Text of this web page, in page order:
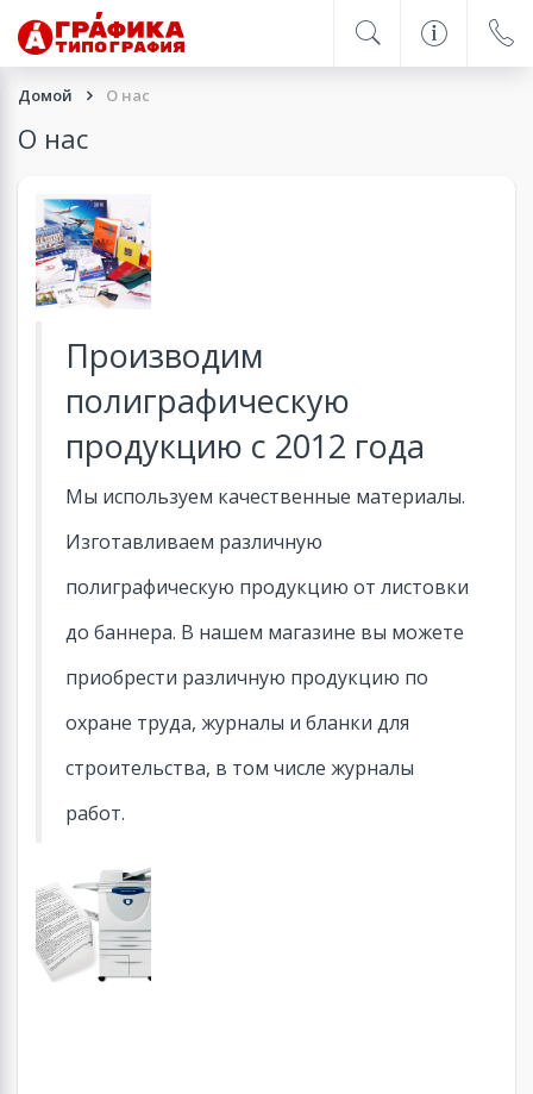
Домой О нас
О нас
Производим
полиграфическую
продукцию с 2012 года
Мы используем качественные материалы.
Изготавливаем различную
полиграфическую продукцию от листовки
до баннера. В нашем магазине вы можете
приобрести различную продукцию по
охране труда, журналы и бланки для
строительства, в том числе журналы
работ.